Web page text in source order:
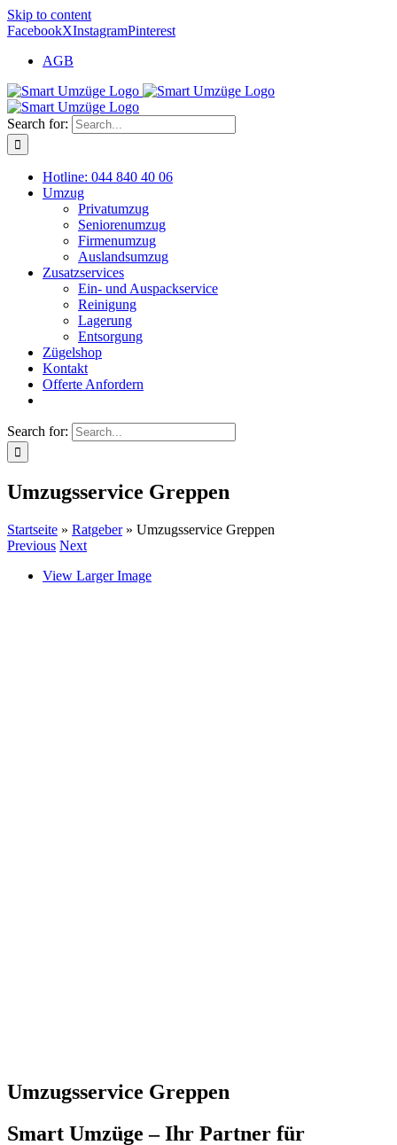
Skip to content
FacebookXInstagramPinterest
AGB
Search for:
Hotline: 044 840 40 06
Umzug
Privatumzug
Seniorenumzug
Firmenumzug
Auslandsumzug
Zusatzservices
Ein- und Auspackservice
Reinigung
Lagerung
Entsorgung
Zügelshop
Kontakt
Offerte Anfordern
Search for:
Umzugsservice Greppen
Startseite » Ratgeber» Umzugsservice Greppen
Previous Next
View Larger Image
Umzugsservice Greppen
Smart Umzüge – Ihr Partner für